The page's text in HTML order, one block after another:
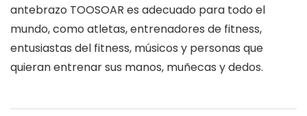
antebrazo TOOSOAR es adecuado para todo el
mundo, como atletas, entrenadores de fitness,
entusiastas del fitness, músicos y personas que
quieran entrenar sus manos, muñecas y dedos.